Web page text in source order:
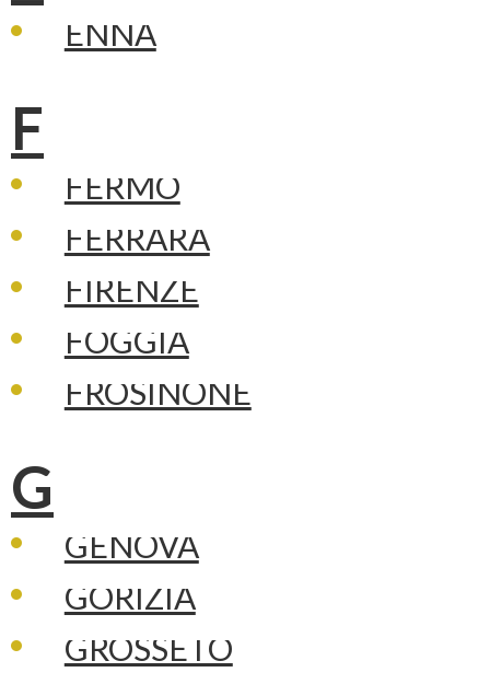
ENNA
F
FERMO
FERRARA
FIRENZE
FOGGIA
FROSINONE
G
GENOVA
GORIZIA
GROSSETO